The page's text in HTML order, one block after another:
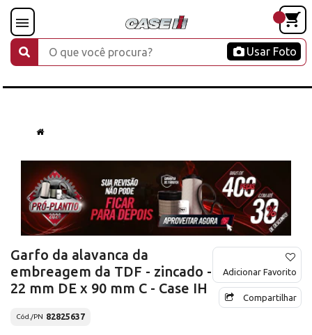
Usar Foto
Garfo da alavanca da
embreagem da TDF - zincado -
22 mm DE x 90 mm C - Case IH
Cód./PN 82825637
Adicionar Favorito
Compartilhar